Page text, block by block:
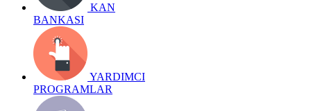
KAN
BANKASI
YARDIMCI
PROGRAMLAR